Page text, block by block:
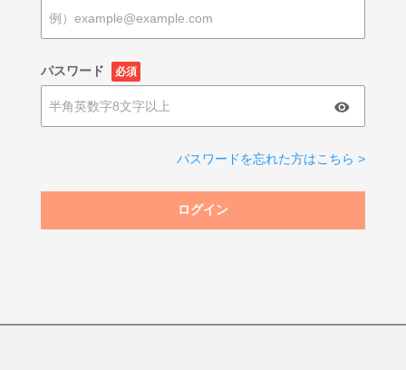
パスワード 必須
パスワードを忘れた方はこちら >
ログイン